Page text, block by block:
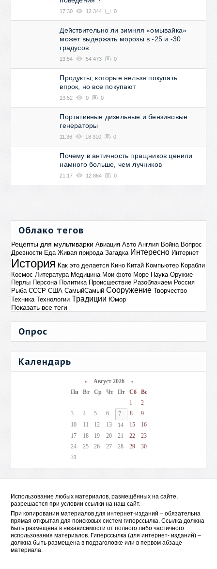
17:30 12 344 0
Действительно ли зимняя «омывайка»
может выдержать морозы в -25 и -30
градусов
13:54 54 473 0
Продукты, которые нельзя покупать
впрок, но все покупают
13:52 0 0
Портативные дизельные и бензиновые
генераторы
11:36 18 310 0
Почему в античность пращников ценили
намного больше, чем лучников
21:17 12 864 0
Облако тегов
Рецепты для мультиварки Авиация Авто Англия Война Вопрос
Древности Еда Живая природа Загадка Интересно Интернет
История Как это делается Кино Китай Компьютер Корабли
Космос Литература Медицина Мои фото Море Наука Оружие
Перлы Персона Политика Происшествие Разоблачаем Россия
Рыба СССР США СамыйСамый Сооружение Творчество
Техника Технологии Традиции Юмор
Показать все теги
Опрос
Календарь
«Август 2026 »
Пн
Вт Ср Чт Пт Сб
Вс
1
2
3
4 5 6 7 8
9
10
11 12 13 14 15
16
17
18 19 20 21 22
23
24
25 26 27 28 29
30
31
Использование любых материалов, размещённых на сайте,
разрешается при условии ссылки на наш сайт.
При копировании материалов для интернет-изданий – обязательна
прямая открытая для поисковых систем гиперссылка. Ссылка должна
быть размещена в независимости от полного либо частичного
использования материалов. Гиперссылка (для интернет- изданий) –
должна быть размещена в подзаголовке или в первом абзаце
материала.